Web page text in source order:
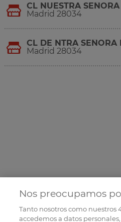
Madrid 28034
Madrid 28034
Nos preocupamos
Tanto nosotros como nuestros
accedemos a datos